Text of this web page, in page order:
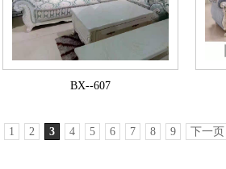
BX--607
1 2 3 4 5 6 7 8 9 下一页